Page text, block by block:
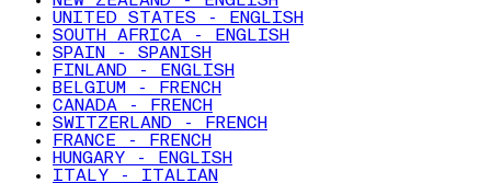
UNITED STATES - ENGLISH
SOUTH AFRICA - ENGLISH
SPAIN - SPANISH
FINLAND - ENGLISH
BELGIUM - FRENCH
CANADA - FRENCH
SWITZERLAND - FRENCH
FRANCE - FRENCH
HUNGARY - ENGLISH
ITALY - ITALIAN